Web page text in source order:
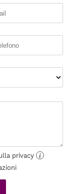
privacy
i